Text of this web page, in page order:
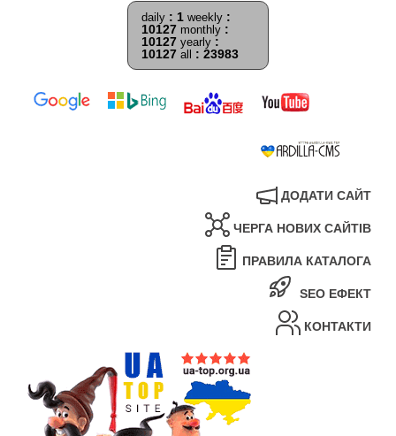
daily : 1 weekly :
10127 monthly :
10127 yearly :
10127 all : 23983
ДОДАТИ САЙТ
ЧЕРГА НОВИХ САЙТІВ
ПРАВИЛА КАТАЛОГА
SEO ЕФЕКТ
КОНТАКТИ